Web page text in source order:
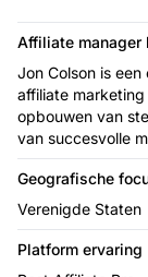
Affiliate manager
Jon Colson is
affiliate
opbouwen van
van succesvolle
Geografische
Verenigde Staten
Platform ervaring